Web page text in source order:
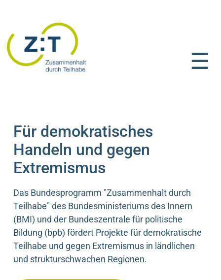
☰
Für demokratisches
Handeln und gegen
Extremismus
Das Bundesprogramm "Zusammenhalt durch
Teilhabe" des Bundesministeriums des Innern
(BMI) und der Bundeszentrale für politische
Bildung (bpb) fördert Projekte für demokratische
Teilhabe und gegen Extremismus in ländlichen
und strukturschwachen Regionen.